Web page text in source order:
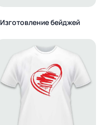
Изготовление бейджей